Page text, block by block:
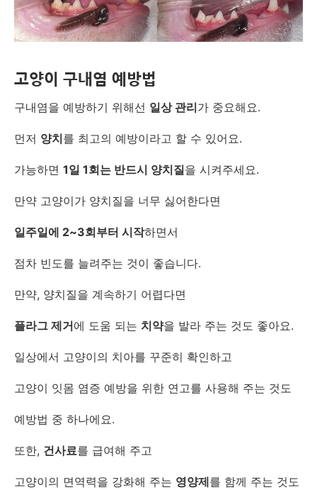
고양이 구내염 예방법
구내염을 예방하기 위해선 일상 관리가 중요해요.
먼저 양치를 최고의 예방이라고 할 수 있어요.
가능하면 1일 1회는 반드시 양치질을 시켜주세요.
만약 고양이가 양치질을 너무 싫어한다면
일주일에 2~3회부터 시작하면서
점차 빈도를 늘려주는 것이 좋습니다.
만약, 양치질을 계속하기 어렵다면
플라그 제거에 도움 되는 치약을 발라 주는 것도 좋아요.
일상에서 고양이의 치아를 꾸준히 확인하고
고양이 잇몸 염증 예방을 위한 연고를 사용해 주는 것도
예방법 중 하나에요.
또한, 건사료를 급여해 주고
고양이의 면역력을 강화해 주는 영양제를 함께 주는 것도